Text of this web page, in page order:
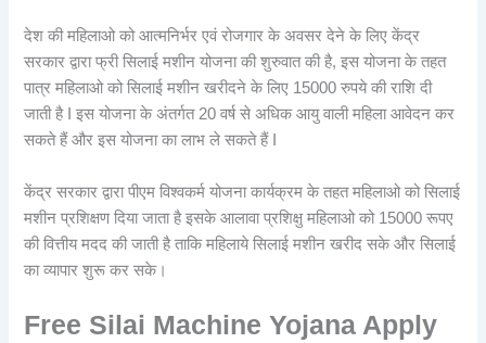
देश की महिलाओ को आत्मनिर्भर एवं रोजगार के अवसर देने के लिए केंद्र
सरकार द्वारा फ्री सिलाई मशीन योजना की शुरुवात की है, इस योजना के तहत
पात्र महिलाओ को सिलाई मशीन खरीदने के लिए 15000 रुपये की राशि दी
जाती है I इस योजना के अंतर्गत 20 वर्ष से अधिक आयु वाली महिला आवेदन कर
सकते हैं और इस योजना का लाभ ले सकते हैं I
केंद्र सरकार द्वारा पीएम विश्वकर्म योजना कार्यक्रम के तहत महिलाओ को सिलाई
मशीन प्रशिक्षण दिया जाता है इसके आलावा प्रशिक्षु महिलाओ को 15000 रूपए
की वित्तीय मदद की जाती है ताकि महिलाये सिलाई मशीन खरीद सके और सिलाई
का व्यापार शुरू कर सके।
Free Silai Machine Yojana Apply